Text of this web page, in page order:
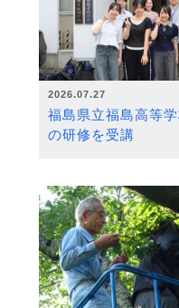
2026.07.27
福島県立福島高等
の研修を受講